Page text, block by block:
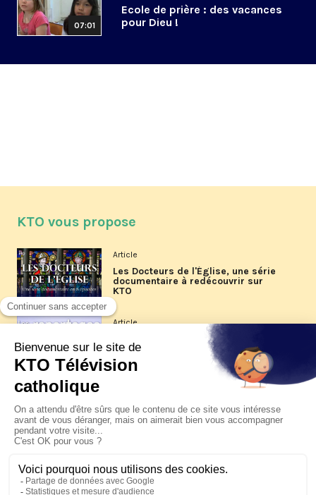
07:01
Ecole de prière : des vacances
pour Dieu !
KTO vous propose
Article
Les Docteurs de l'Église, une série
documentaire à redécouvrir sur
KTO
Article
Les reportages d'été 2026 de KTO
La visite pastorale du pape Léon
XIV à Assise à suivre sur KTO le
jeudi 6 août
Le pape en Uruguay, Argentine et
Pérou du 6 au 17 novembre 2026